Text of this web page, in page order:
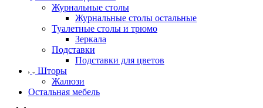
Журнальные столы
Журнальные столы остальные
Туалетные столы и трюмо
Зеркала
Подставки
Подставки для цветов
Шторы
Жалюзи
Остальная мебель